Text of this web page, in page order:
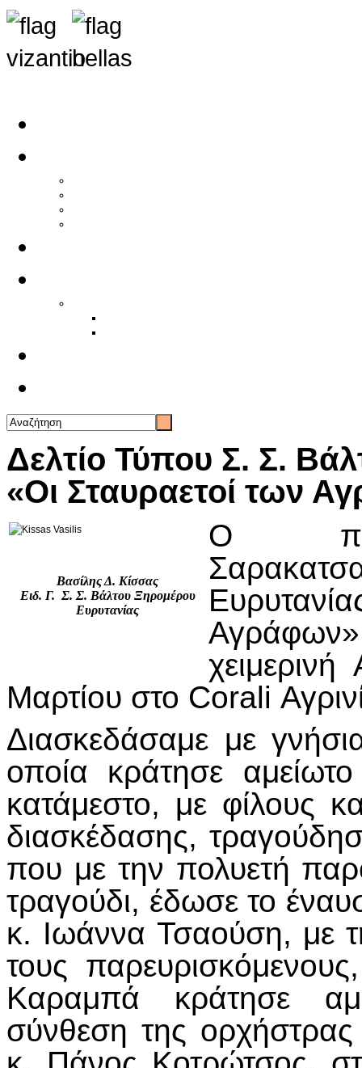
Δελτίο Τύπου Σ. Σ.
«Οι Σταυραετοί των
Βασίλης Δ. Κίσσας
Ειδ. Γ. Σ. Σ. Βάλτου Ξηρομέρου
Ευρυτανίας
Ο
Μαρτίου στο Corali
Διασκεδάσαμε με
οποία κράτησε
κατάμεστο, με φίλους
διασκέδασης,
που με την πολυετή
τραγούδι, έδωσε το
κ. Ιωάννα Τσαούση, με
τους
Καραμπά κράτησε
σύνθεση της